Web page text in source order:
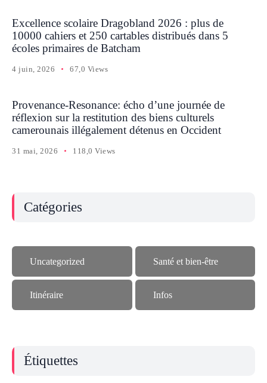
Excellence scolaire Dragobland 2026 : plus de
10000 cahiers et 250 cartables distribués dans 5
écoles primaires de Batcham
4 juin, 2026 67,0 Views
Provenance-Resonance: écho d’une journée de
réflexion sur la restitution des biens culturels
camerounais illégalement détenus en Occident
31 mai, 2026 118,0 Views
Catégories
Uncategorized Santé et bien-être
Itinéraire Infos
Étiquettes